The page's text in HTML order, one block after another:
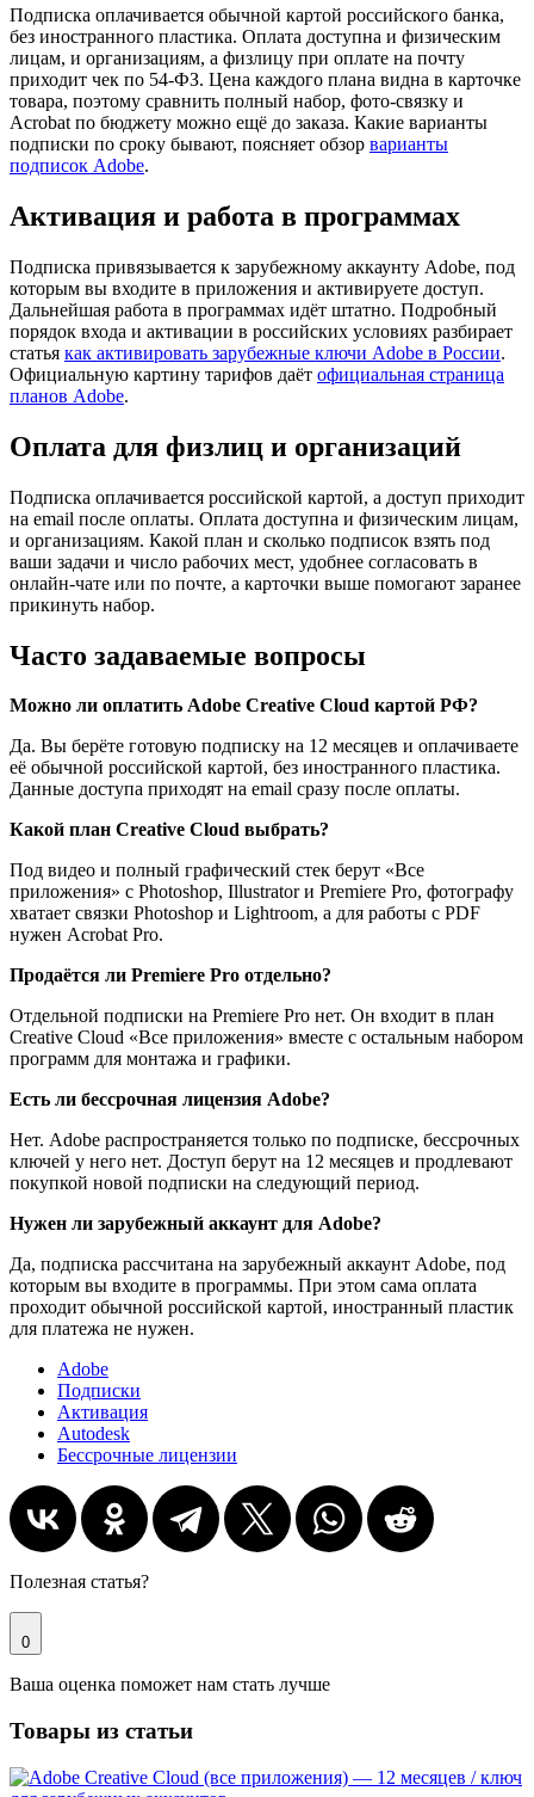
Подписка оплачивается обычной картой российского банка,
без иностранного пластика. Оплата доступна и физическим
лицам, и организациям, а физлицу при оплате на почту
приходит чек по 54-ФЗ. Цена каждого плана видна в карточке
товара, поэтому сравнить полный набор, фото-связку и
Acrobat по бюджету можно ещё до заказа. Какие варианты
подписки по сроку бывают, поясняет обзор варианты
подписок Adobe.
Активация и работа в программах
Подписка привязывается к зарубежному аккаунту Adobe, под
которым вы входите в приложения и активируете доступ.
Дальнейшая работа в программах идёт штатно. Подробный
порядок входа и активации в российских условиях разбирает
статья как активировать зарубежные ключи Adobe в России.
Официальную картину тарифов даёт официальная страница
планов Adobe.
Оплата для физлиц и организаций
Подписка оплачивается российской картой, а доступ приходит
на email после оплаты. Оплата доступна и физическим лицам,
и организациям. Какой план и сколько подписок взять под
ваши задачи и число рабочих мест, удобнее согласовать в
онлайн-чате или по почте, а карточки выше помогают заранее
прикинуть набор.
Часто задаваемые вопросы
Можно ли оплатить Adobe Creative Cloud картой РФ?
Да. Вы берёте готовую подписку на 12 месяцев и оплачиваете
её обычной российской картой, без иностранного пластика.
Данные доступа приходят на email сразу после оплаты.
Какой план Creative Cloud выбрать?
Под видео и полный графический стек берут «Все
приложения» с Photoshop, Illustrator и Premiere Pro, фотографу
хватает связки Photoshop и Lightroom, а для работы с PDF
нужен Acrobat Pro.
Продаётся ли Premiere Pro отдельно?
Отдельной подписки на Premiere Pro нет. Он входит в план
Creative Cloud «Все приложения» вместе с остальным набором
программ для монтажа и графики.
Есть ли бессрочная лицензия Adobe?
Нет. Adobe распространяется только по подписке, бессрочных
ключей у него нет. Доступ берут на 12 месяцев и продлевают
покупкой новой подписки на следующий период.
Нужен ли зарубежный аккаунт для Adobe?
Да, подписка рассчитана на зарубежный аккаунт Adobe, под
которым вы входите в программы. При этом сама оплата
проходит обычной российской картой, иностранный пластик
для платежа не нужен.
Adobe
Подписки
Активация
Autodesk
Бессрочные лицензии
Полезная статья?
0
Ваша оценка поможет нам стать лучше
Товары из статьи